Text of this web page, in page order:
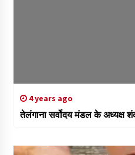
4 years ago
तेलंगाना सर्वोदय मंडल के अध्यक्ष